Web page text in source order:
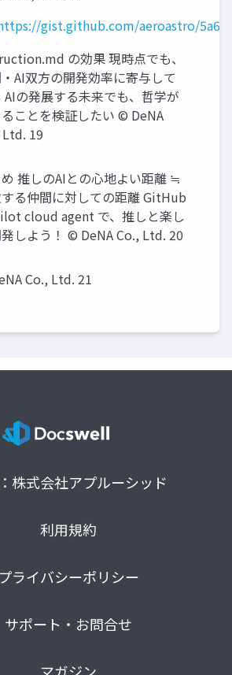
gist.github.com/aeroastro/
の効果 現時点でも、
AI双方の開発効率に寄与して
AIの発展する未来でも、哲学が
ことを検証したい © DeNA
19
め 推しのAIとの心地よい距離 ≒
る仲間に対しての距離 GitHub
cloud agent で、推しと楽し
発しよう！ © DeNA Co., Ltd. 20
Co., Ltd. 21
株式会社アプルーシッド
利用規約
プライバシーポリシー
サポート・お問合せ